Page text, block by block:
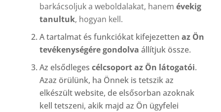
barkácsoljuk a weboldalakat, hanemévekig
tanultuk, hogyan kell.
A tartalmat és funkciókat kifejezettenaz Ön
tevékenységére gondolva állítjuk össze.
Az elsődlegescélcsoport az Ön látogatói.
Azaz örülünk, ha Önnek is tetszik az
elkészült website, de elsősorban azoknak
kell tetszeni, akik majd az Ön ügyfelei